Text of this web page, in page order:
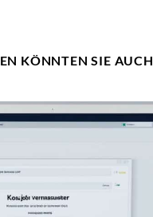
KÖNNTEN SIE AUCH